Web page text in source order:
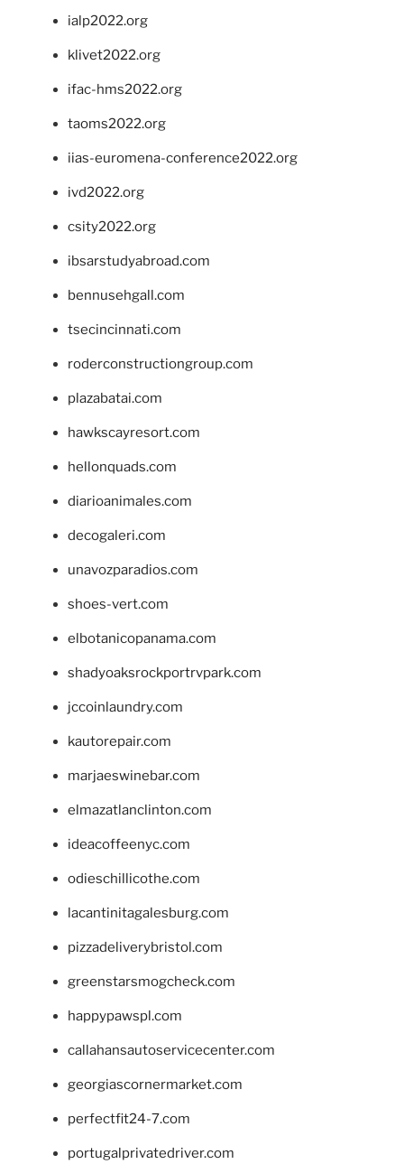
ialp2022.org
klivet2022.org
ifac-hms2022.org
taoms2022.org
iias-euromena-conference2022.org
ivd2022.org
csity2022.org
ibsarstudyabroad.com
bennusehgall.com
tsecincinnati.com
roderconstructiongroup.com
plazabatai.com
hawkscayresort.com
hellonquads.com
diarioanimales.com
decogaleri.com
unavozparadios.com
shoes-vert.com
elbotanicopanama.com
shadyoaksrockportrvpark.com
jccoinlaundry.com
kautorepair.com
marjaeswinebar.com
elmazatlanclinton.com
ideacoffeenyc.com
odieschillicothe.com
lacantinitagalesburg.com
pizzadeliverybristol.com
greenstarsmogcheck.com
happypawspl.com
callahansautoservicecenter.com
georgiascornermarket.com
perfectfit24-7.com
portugalprivatedriver.com